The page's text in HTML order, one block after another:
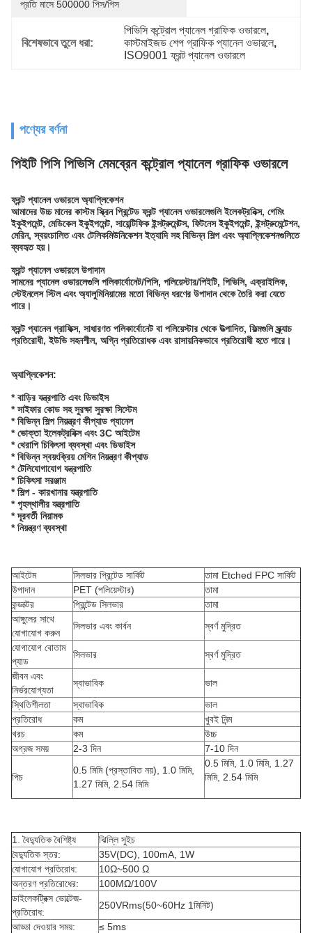
প্রতি মাসে 500000 পিস/পিস
বিশেষভাবে তুলে ধরা:
পিভিসি কন্ট্রোল প্যানেল গ্রাফিক ওভারলে,
কাস্টমাইজড শেপ গ্রাফিক প্যানেল ওভারলে,
ISO9001 ফ্রন্ট প্যানেল ওভারলে
পণ্যের বর্ণনা
পিইটি পিসি পিভিসি মেমব্রেন কন্ট্রোল প্যানেল গ্রাফিক ওভারলে
ফ্রন্ট প্যানেল ওভারলে অ্যাপ্লিকেশন
আমাদের উচ্চ মানের কাস্টম স্ক্রিন প্রিন্টেড ফ্রন্ট প্যানেল ওভারলেগুলি ইলেকট্রনিক্স, গেমিং
ইকুইপমেন্ট, মেডিকেল ইকুইপমেন্ট, সায়েন্টিফিক ইন্সট্রুমেন্টস, ফিটনেস ইকুইপমেন্ট, ইন্সট্রুমেন্টেশন,
মেরিন, স্বয়ংচালিত এবং টেলিকমিউনিকেশন ইত্যাদি সহ বিভিন্ন শিল্প এবং অ্যাপ্লিকেশনগুলিতে
ব্যবহৃত হয়।
ফ্রন্ট প্যানেল ওভারলে উপাদান
সামনের প্যানেল ওভারলেগুলি পলিকার্বোনেট/পিসি, পলিয়েস্টার/পিইটি, পিভিসি, এক্রাইলিক,
স্টেইনলেস স্টিল এবং অ্যালুমিনিয়ামের মতো বিভিন্ন ধরণের উপাদান থেকে তৈরি করা যেতে
পারে।
ফ্রন্ট প্যানেল গ্রাফিক্স, সাধারণত পলিকার্বোনেট বা পলিয়েস্টার থেকে উত্পাদিত, ফিল্মগুলি স্ক্র্যাচ
প্রতিরোধী, ইউভি সহনশীল, অগ্নি প্রতিরোধক এবং রাসায়নিকভাবে প্রতিরোধী হতে পারে।
অ্যাপ্লিকেশন:
* বাড়ির যন্ত্রপাতি এবং ডিভাইস
* সাইফার কোড সহ সুরক্ষা সুরক্ষা সিস্টেম
* বিভিন্ন শিল্প নিয়ন্ত্রণ কীপ্যাড প্যানেল
* ভোক্তা ইলেকট্রনিক্স এবং 3C আইটেম
* থেরাপি চিকিৎসা ব্যবস্থা এবং ডিভাইস
* বিভিন্ন স্বয়ংক্রিয় মেশিন নিয়ন্ত্রণ কীপ্যাড
* টেলিযোগাযোগ যন্ত্রপাতি
* চিকিৎসা সরঞ্জাম
* শিল্প - কারখানার যন্ত্রপাতি
* গৃহস্থালীর যন্ত্রপাতি
* দূরবর্তী নিয়ামক
* নিয়ন্ত্রণ ব্যবস্থা
আইটেম সিলভার প্রিন্টেড সার্কিট
তামা Etched FPC সার্কিট
উপাদান
PET (পলিয়েস্টার)
তামা
কন্ডাক্টর
প্রিন্টেড সিলভার
তামা
আঙ্গুলের সাথে
যোগাযোগ করুন
সিলভার এবং কার্বন
স্বর্ণ মুদ্রিত
যোগাযোগ বোতাম
প্যাড
সিলভার
স্বর্ণ মুদ্রিত
জীবন এবং
নির্ভরযোগ্যতা
স্বাভাবিক
ভাল
স্থিতিশীলতা
স্বাভাবিক
ভাল
প্রতিরোধ
কম
খুবই নিন্ম
খরচ
কম
উচ্চ
অগ্রজ সময়
2-3 দিন 7-10 দিন
পিচ
0.5 মিমি (প্রস্তাবিত নয়), 1.0 মিমি,
1.27 মিমি, 2.54 মিমি
0.5 মিমি, 1.0 মিমি, 1.27
মিমি, 2.54 মিমি
1. বৈদ্যুতিক বৈশিষ্ট্য
ঝিল্লি সুইচ
বৈদ্যুতিক স্তর:
35V(DC), 100mA, 1W
যোগাযোগ প্রতিরোধ:
10Ω~500 Ω
অন্তরণ প্রতিরোধের:
100MΩ/100V
ডাইলেকট্রিক্স ভোল্টেজ-
প্রতিরোধ:
250VRms(50~60Hz 1মিনিট)
আড্ডা দেওয়ার সময়:
≤ 5ms